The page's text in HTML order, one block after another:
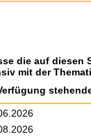
die auf
mit der